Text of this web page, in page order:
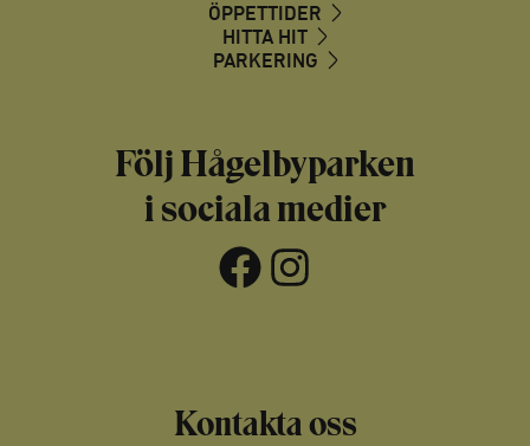
ÖPPETTIDER
HITTA HIT
PARKERING
Följ Hågelbyparken
i sociala medier
Facebook Instagram
Kontakta oss